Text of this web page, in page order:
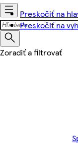
Preskočiť na
Preskočiť na